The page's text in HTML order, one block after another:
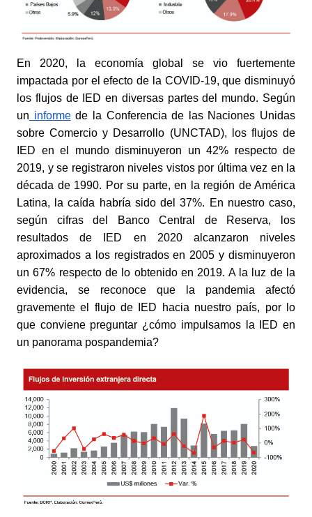
En 2020, la economía global se vio fuertemente
impactada por el efecto de la COVID-19, que disminuyó
los flujos de IED en diversas partes del mundo. Según
un informe de la Conferencia de las Naciones Unidas
sobre Comercio y Desarrollo (UNCTAD), los flujos de
IED en el mundo disminuyeron un 42% respecto de
2019, y se registraron niveles vistos por última vez en la
década de 1990. Por su parte, en la región de América
Latina, la caída habría sido del 37%. En nuestro caso,
según cifras del Banco Central de Reserva, los
resultados de IED en 2020 alcanzaron niveles
aproximados a los registrados en 2005 y disminuyeron
un 67% respecto de lo obtenido en 2019. A la luz de la
evidencia, se reconoce que la pandemia afectó
gravemente el flujo de IED hacia nuestro país, por lo
que conviene preguntar ¿cómo impulsamos la IED en
un panorama pospandemia?